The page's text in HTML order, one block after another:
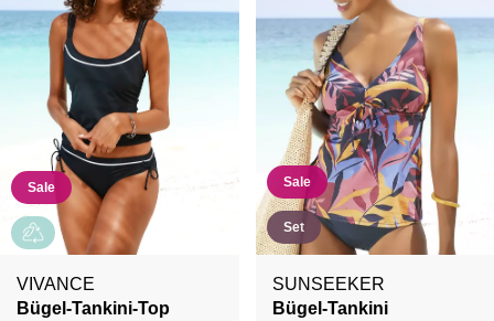
Sale
VIVANCE
Bügel-Tankini-Top
Sale
Set
SUNSEEKER
Bügel-Tankini